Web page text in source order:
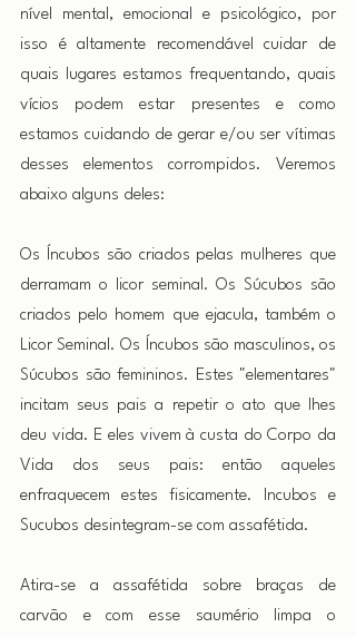
nível mental, emocional e psicológico, por
isso é altamente recomendável cuidar de
quais lugares estamos frequentando, quais
vícios podem estar presentes e como
estamos cuidando de gerar e/ou ser vítimas
desses elementos corrompidos. Veremos
abaixo alguns deles:
Os Íncubos são criados pelas mulheres que
derramam o licor seminal. Os Súcubos são
criados pelo homem que ejacula, também o
Licor Seminal. Os Íncubos são masculinos, os
Súcubos são femininos. Estes "elementares"
incitam seus pais a repetir o ato que lhes
deu vida. E eles vivem à custa do Corpo da
Vida dos seus pais: então aqueles
enfraquecem estes fisicamente. Incubos e
Sucubos desintegram-se com assafétida.
Atira-se a assafétida sobre braças de
carvão e com esse saumério limpa o